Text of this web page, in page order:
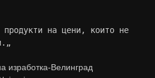
продукти на цени, които не
„
изработка-Велинград